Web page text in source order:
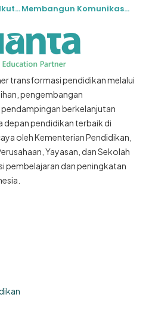
Disrupsi Pendidikan: Ikuti Kemajuan Teknologi atau Tertinggal Membangun Komunikasi Efektif Guru dan Murid untuk Kolaborasi
transformasi pendidikan melalui
pengembangan
berkelanjutan
depan pendidikan terbaik di
oleh Kementerian Pendidikan,
Yayasan, dan Sekolah
pembelajaran dan peningkatan